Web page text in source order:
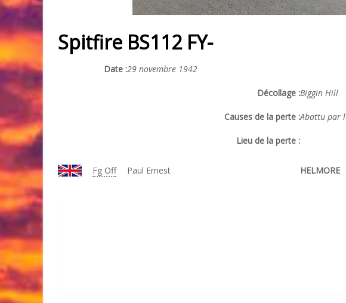
Spitfire BS112 FY-
Date :29 novembre 1942
Décollage :Biggin Hill
Causes de la perte :Abattu par
Lieu de la perte :
Fg Off Paul Ernest HELMORE